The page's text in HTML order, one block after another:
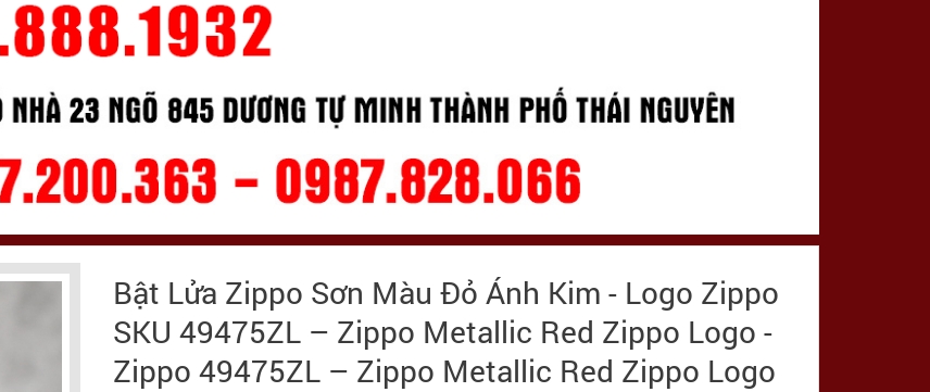
Bật Lửa Zippo Sơn Màu Đỏ Ánh Kim - Logo Zippo
SKU 49475ZL – Zippo Metallic Red Zippo Logo -
Zippo 49475ZL – Zippo Metallic Red Zippo Logo